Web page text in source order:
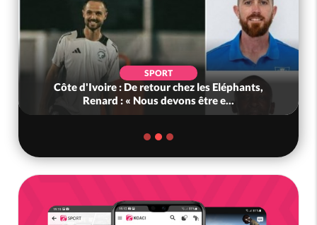
SPORT
Côte d'Ivoire : De retour chez les Eléphants,
Renard : « Nous devons être e...